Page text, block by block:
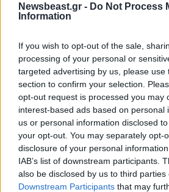
Newsbeast.gr - Do Not Process
Information
If you wish to opt-out of the sale,
processing of your personal or
targeted advertising by us, please use
section to confirm your selection.
opt-out request is processed you may
interest-based ads based on personal
us or personal information disclosed
your opt-out. You may separately opt-
disclosure of your personal
IAB’s list of downstream participants.
also be disclosed by us to third parties
Downstream Participants that may
LIFESTYLE08·08·2026 19:12